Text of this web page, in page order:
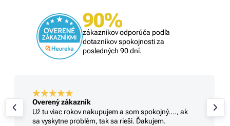
90%
zákazníkov odporúča podľa
dotazníkov spokojnosti za
posledných 90 dní.
Overený zákazník
Už tu viac rokov nakupujem a som spokojný...., ak
sa vyskytne problém, tak sa rieši. Ďakujem.